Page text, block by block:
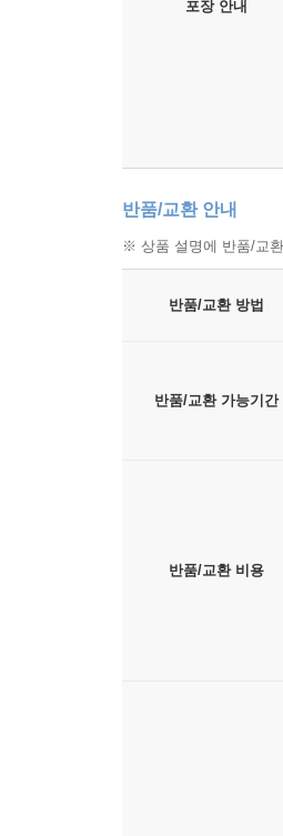
포장 안내
반품/교환 안내
※ 상품 설명에 반품/교
반품/교환 방법
반품/교환 가능기간
반품/교환 비용